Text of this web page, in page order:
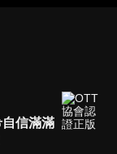
信滿滿